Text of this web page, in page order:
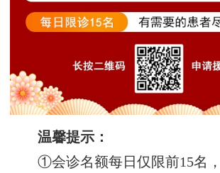
温馨提示：
①会诊名额每日仅限前15名